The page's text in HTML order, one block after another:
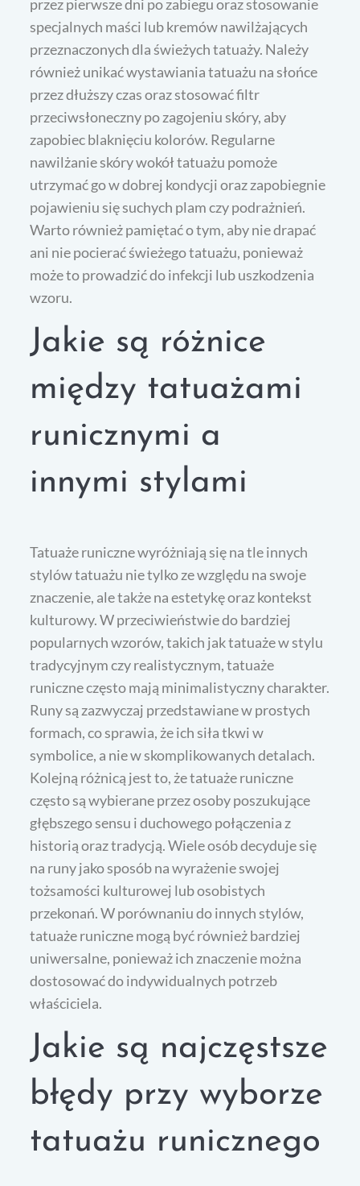
przez pierwsze dni po zabiegu oraz stosowanie
specjalnych maści lub kremów nawilżających
przeznaczonych dla świeżych tatuaży. Należy
również unikać wystawiania tatuażu na słońce
przez dłuższy czas oraz stosować filtr
przeciwsłoneczny po zagojeniu skóry, aby
zapobiec blaknięciu kolorów. Regularne
nawilżanie skóry wokół tatuażu pomoże
utrzymać go w dobrej kondycji oraz zapobiegnie
pojawieniu się suchych plam czy podrażnień.
Warto również pamiętać o tym, aby nie drapać
ani nie pocierać świeżego tatuażu, ponieważ
może to prowadzić do infekcji lub uszkodzenia
wzoru.
Jakie są różnice
między tatuażami
runicznymi a
innymi stylami
Tatuaże runiczne wyróżniają się na tle innych
stylów tatuażu nie tylko ze względu na swoje
znaczenie, ale także na estetykę oraz kontekst
kulturowy. W przeciwieństwie do bardziej
popularnych wzorów, takich jak tatuaże w stylu
tradycyjnym czy realistycznym, tatuaże
runiczne często mają minimalistyczny charakter.
Runy są zazwyczaj przedstawiane w prostych
formach, co sprawia, że ich siła tkwi w
symbolice, a nie w skomplikowanych detalach.
Kolejną różnicą jest to, że tatuaże runiczne
często są wybierane przez osoby poszukujące
głębszego sensu i duchowego połączenia z
historią oraz tradycją. Wiele osób decyduje się
na runy jako sposób na wyrażenie swojej
tożsamości kulturowej lub osobistych
przekonań. W porównaniu do innych stylów,
tatuaże runiczne mogą być również bardziej
uniwersalne, ponieważ ich znaczenie można
dostosować do indywidualnych potrzeb
właściciela.
Jakie są najczęstsze
błędy przy wyborze
tatuażu runicznego